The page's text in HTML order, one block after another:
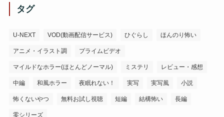
タグ
U-NEXT VOD(動画配信サービス) ひぐらし ほんのり怖い
アニメ・イラスト調 プライムビデオ
マイルドなホラー(ほとんどノーマル) ミステリ レビュー・感想
中編 和風ホラー 夜眠れない！ 実写 実写風 小説
怖くないやつ 無料お試し視聴 短編 結構怖い 長編
零シリーズ